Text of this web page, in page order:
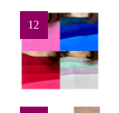
12